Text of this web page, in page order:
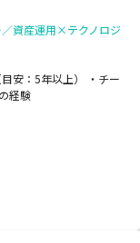
／資産運用×テクノロジ
安：5年以上） ‧チー
経験